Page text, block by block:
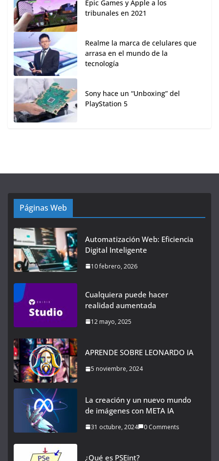
Epic Games y Apple a los
tribunales en 2021
Realme la marca de celulares que
arrasa en el mundo de la
tecnología
Sony hace un “Unboxing” del
PlayStation 5
Páginas Web
Automatización Web: Eficiencia
Digital Inteligente
10 febrero, 2026
Cualquiera puede hacer
realidad aumentada
12 mayo, 2025
APRENDE SOBRE LEONARDO IA
5 noviembre, 2024
La creación y un nuevo mundo
de imágenes con META IA
31 octubre, 2024 0 Comments
¿Qué es PSEint?